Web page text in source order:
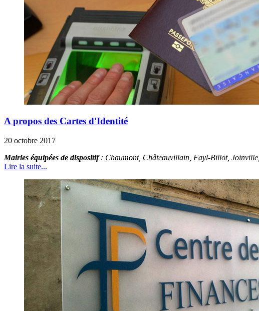
A propos des Cartes d'Identité
20 octobre 2017
Mairies équipées de dispositif: Chaumont, Châteauvillain, Fayl-Billot,
Lire la suite...